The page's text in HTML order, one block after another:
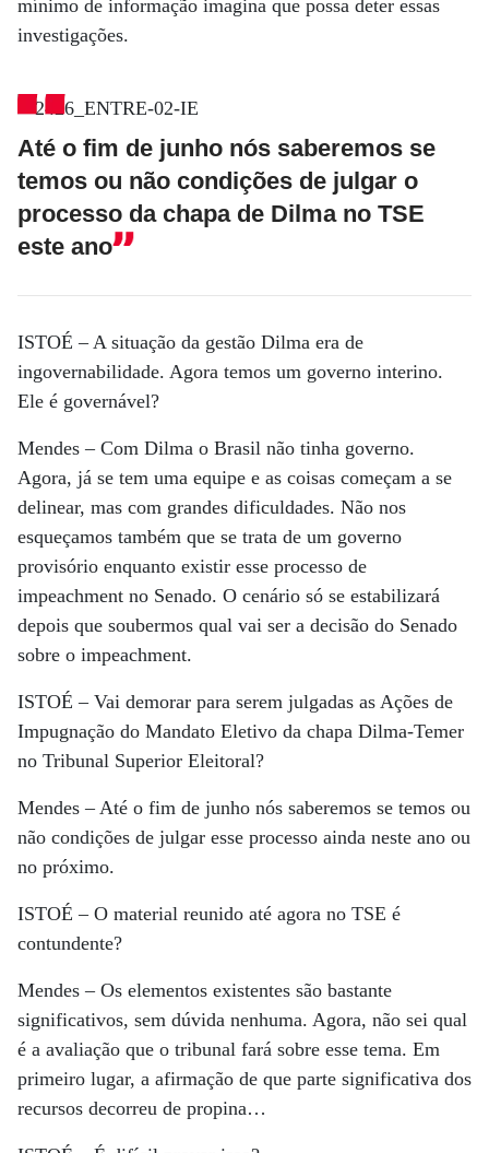
mínimo de informação imagina que possa deter essas
investigações.
Até o fim de junho nós saberemos se
temos ou não condições de julgar o
processo da chapa de Dilma no TSE
este ano
ISTOÉ – A situação da gestão Dilma era de
ingovernabilidade. Agora temos um governo interino.
Ele é governável?
Mendes – Com Dilma o Brasil não tinha governo.
Agora, já se tem uma equipe e as coisas começam a se
delinear, mas com grandes dificuldades. Não nos
esqueçamos também que se trata de um governo
provisório enquanto existir esse processo de
impeachment no Senado. O cenário só se estabilizará
depois que soubermos qual vai ser a decisão do Senado
sobre o impeachment.
ISTOÉ – Vai demorar para serem julgadas as Ações de
Impugnação do Mandato Eletivo da chapa Dilma-Temer
no Tribunal Superior Eleitoral?
Mendes – Até o fim de junho nós saberemos se temos ou
não condições de julgar esse processo ainda neste ano ou
no próximo.
ISTOÉ – O material reunido até agora no TSE é
contundente?
Mendes – Os elementos existentes são bastante
significativos, sem dúvida nenhuma. Agora, não sei qual
é a avaliação que o tribunal fará sobre esse tema. Em
primeiro lugar, a afirmação de que parte significativa dos
recursos decorreu de propina…